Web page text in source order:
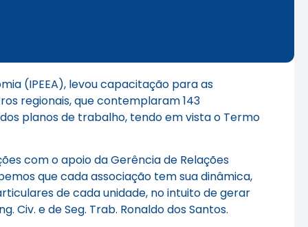
(IPEEA), levou capacitação para as
regionais, que contemplaram 143
planos de trabalho, tendo em vista o Termo
com o apoio da Gerência de Relações
que cada associação tem sua dinâmica,
de cada unidade, no intuito de gerar
Civ. e de Seg. Trab. Ronaldo dos Santos.